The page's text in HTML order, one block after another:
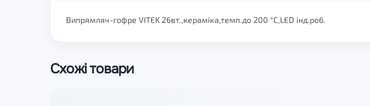
Випрямляч-гофре VITEK 26вт.,кераміка,темп.до 200 °С,LED інд.роб.
Схожі товари